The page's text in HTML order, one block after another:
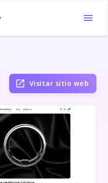
Visitar sitio web